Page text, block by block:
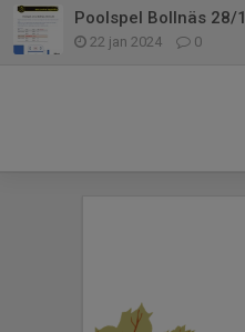
Poolspel Bollnäs 28/1
22 jan 2024 0